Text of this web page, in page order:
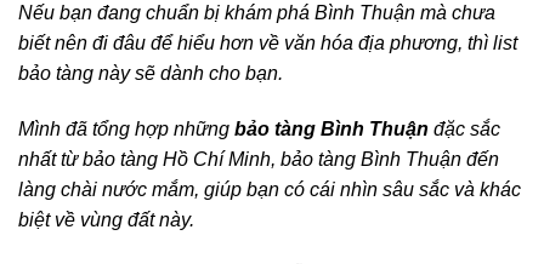
Nếu bạn đang chuẩn bị khám phá Bình Thuận mà chưa
biết nên đi đâu để hiểu hơn về văn hóa địa phương, thì list
bảo tàng này sẽ dành cho bạn.
Mình đã tổng hợp những bảo tàng Bình Thuận đặc sắc
nhất từ bảo tàng Hồ Chí Minh, bảo tàng Bình Thuận đến
làng chài nước mắm, giúp bạn có cái nhìn sâu sắc và khác
biệt về vùng đất này.